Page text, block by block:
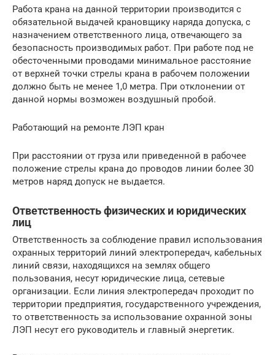
Работа крана на данной территории производится с
обязательной выдачей крановщику наряда допуска, с
назначением ответственного лица, отвечающего за
безопасность производимых работ. При работе под не
обесточенными проводами минимальное расстояние
от верхней точки стрелы крана в рабочем положении
должно быть не менее 1,0 метра. При отклонении от
данной нормы возможен воздушный пробой.
Работающий на ремонте ЛЭП кран
При расстоянии от груза или приведенной в рабочее
положение стрелы крана до проводов линии более 30
метров наряд допуск не выдается.
Ответственность физических и юридических
лиц
Ответственность за соблюдение правил использования
охранных территорий линий электропередач, кабельных
линий связи, находящихся на землях общего
пользования, несут юридические лица, сетевые
организации. Если линия электропередач проходит по
территории предприятия, государственного учреждения,
то ответственность за использование охранной зоны
ЛЭП несут его руководитель и главный энергетик.